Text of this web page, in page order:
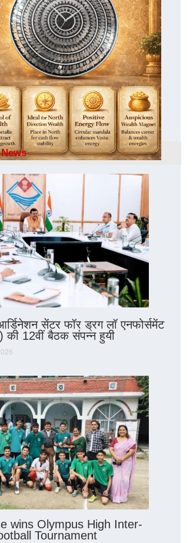
सेंटर फॉर ड्रग लॉ एनफोर्समेंट
की 12वीं बैठक संपन्न हुयी
wins Olympus High Inter-
Tournament